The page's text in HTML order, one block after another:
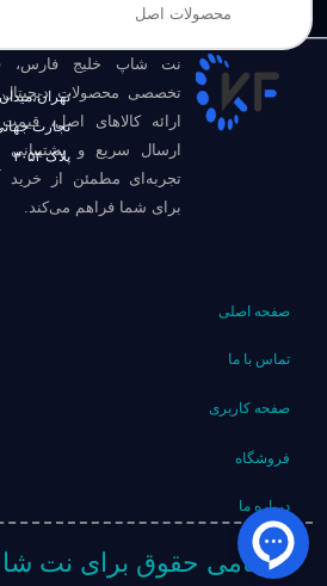
محصولات اصل
نت شاپ خلیج فارس،
تخصصی محصولات
ارائه کالاهای اصل، قیمت
ارسال سریع و پشتیبانی
تجربه‌ای مطمئن از خرید
برای شما فراهم می‌کند.
تجارت
پلاک ۳۰۵۴
صفحه اصلی
تماس با ما
صفحه کاربری
فروشگاه
درباره ما
تمامی حقوق برای نت